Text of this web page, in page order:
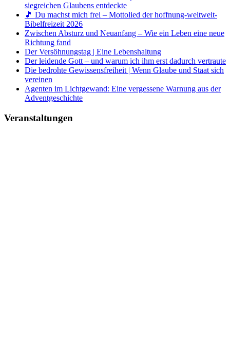
siegreichen Glaubens entdeckte
🎵 Du machst mich frei – Mottolied der hoffnung-weltweit-
Bibelfreizeit 2026
Zwischen Absturz und Neuanfang – Wie ein Leben eine neue
Richtung fand
Der Versöhnungstag | Eine Lebenshaltung
Der leidende Gott – und warum ich ihm erst dadurch vertraute
Die bedrohte Gewissensfreiheit | Wenn Glaube und Staat sich
vereinen
Agenten im Lichtgewand: Eine vergessene Warnung aus der
Adventgeschichte
Veranstaltungen